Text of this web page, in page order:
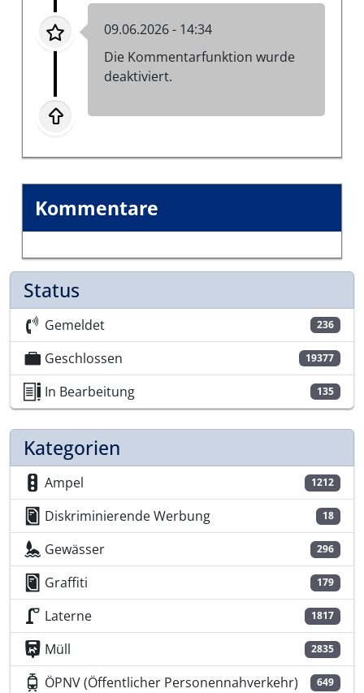
09.06.2026 - 14:34
Die Kommentarfunktion wurde
deaktiviert.
Kommentare
Status
Gemeldet 236
Geschlossen 19377
In Bearbeitung 135
Kategorien
Ampel 1212
Diskriminierende Werbung 18
Gewässer 296
Graffiti 179
Laterne 1817
Müll 2835
ÖPNV (Öffentlicher Personennahverkehr) 649